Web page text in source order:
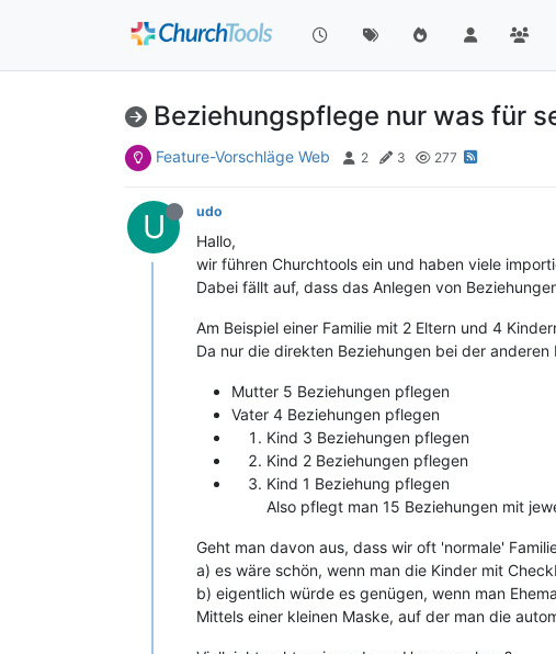
Beziehungspflege nur was für
Feature-Vorschläge Web 2 3 277
U udo
Hallo,
wir führen Churchtools ein und haben viele
Dabei fällt auf, dass das Anlegen von
Am Beispiel einer Familie mit 2 Eltern und 4
Da nur die direkten Beziehungen bei der
Mutter 5 Beziehungen pflegen
Vater 4 Beziehungen pflegen
Kind 3 Beziehungen pflegen
Kind 2 Beziehungen pflegen
Kind 1 Beziehung pflegen
Also pflegt man 15 Beziehungen mit
Geht man davon aus, dass wir oft 'normale'
a) es wäre schön, wenn man die Kinder mit
b) eigentlich würde es genügen, wenn man
Mittels einer kleinen Maske, auf der man die